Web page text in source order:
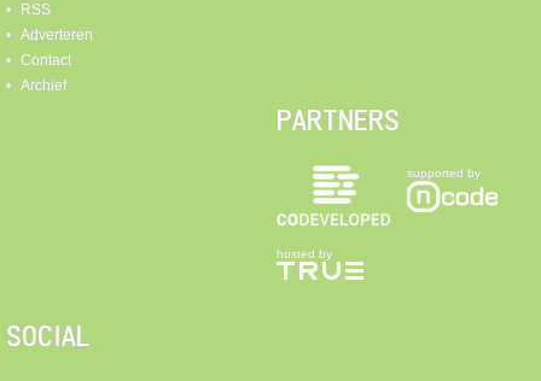
RSS
Adverteren
Contact
Archief
PARTNERS
supported by
hosted by
SOCIAL